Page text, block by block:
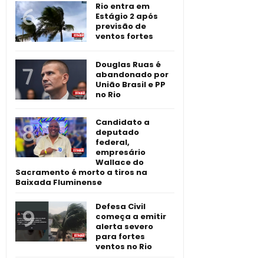
Rio entra em
Estágio 2 após
previsão de
ventos fortes
Douglas Ruas é
abandonado por
União Brasil e PP
no Rio
Candidato a
deputado
federal,
empresário
Wallace do
Sacramento é morto a tiros na
Baixada Fluminense
Defesa Civil
começa a emitir
alerta severo
para fortes
ventos no Rio